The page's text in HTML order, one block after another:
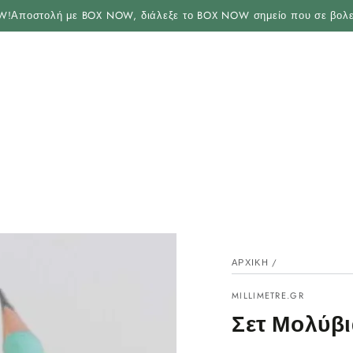
με BOX NOW, διάλεξε το BOX NOW σημείο που σε βολεύει
ΑΡΧΙΚΉ /
MILLIMETRE.GR
Σετ